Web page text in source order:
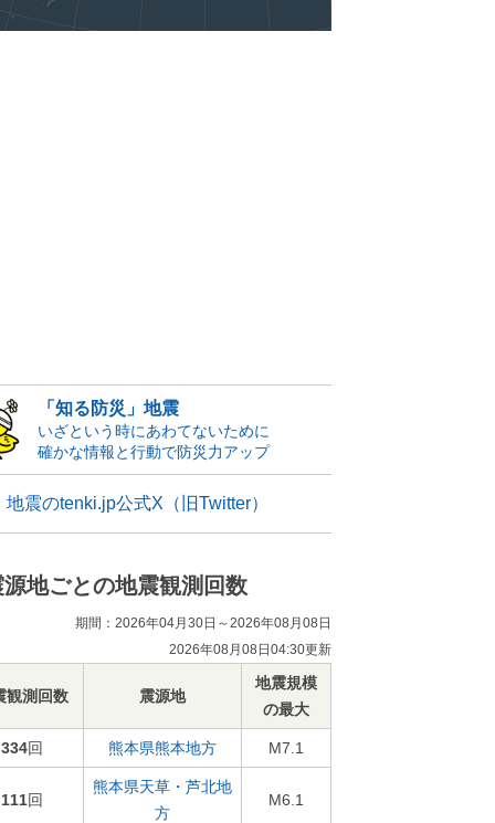
「知る防災」地震
いざという時にあわてないために
確かな情報と行動で防災力アップ
地震のtenki.jp公式X（旧Twitter）
源地ごとの地震観測回数
期間：2026年04月30日～2026年08月08日
2026年08月08日04:30更新
観測回数 震源地
地震規模
の最大
334回 熊本県熊本地方 M7.1
111回
熊本県天草・芦北地
方
M6.1